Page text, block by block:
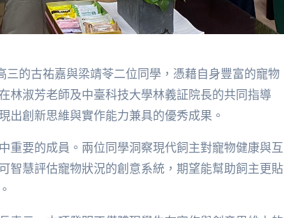
三的古祐嘉與梁靖苓二位同學，憑藉自身豐富的寵物
林淑芳老師及中臺科技大學林義証院長的共同指導
出創新思維與實作能力兼具的優秀成果。
重要的成員。兩位同學洞察現代飼主對寵物健康與互
智慧評估寵物狀況的創意系統，期望能幫助飼主更貼